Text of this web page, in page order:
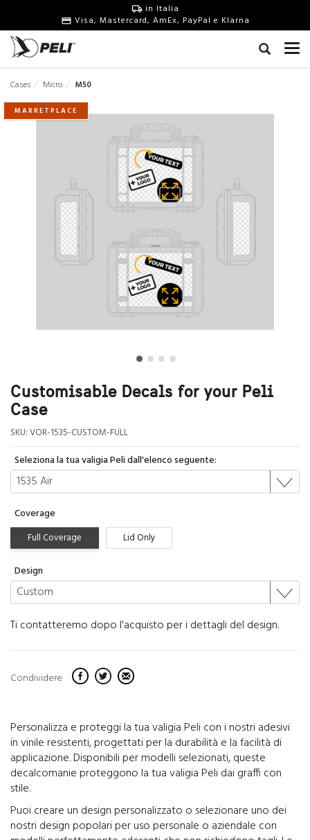
in Italia
Visa, Mastercard, AmEx, PayPal e Klarna
Cases Micro M50
MARKETPLACE
Customisable Decals for your Peli
Case
SKU:VOR-1535-CUSTOM-FULL
Seleziona la tua valigia Peli dall'elenco seguente:
Coverage
Full Coverage Lid Only
Design
Ti contatteremo dopo l'acquisto per i dettagli del design.
Condividere
Personalizza e proteggi la tua valigia Peli con i nostri adesivi
in vinile resistenti, progettati per la durabilità e la facilità di
applicazione. Disponibili per modelli selezionati, queste
decalcomanie proteggono la tua valigia Peli dai graffi con
stile.
Puoi creare un design personalizzato o selezionare uno dei
nostri design popolari per uso personale o aziendale con